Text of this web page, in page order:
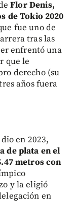
Flor Denis,
de Tokio 2020
fue uno de
tras las
enfrentó una
que le
derecho (su
años fuera
en 2023,
de plata en el
metros con
y la eligió
en